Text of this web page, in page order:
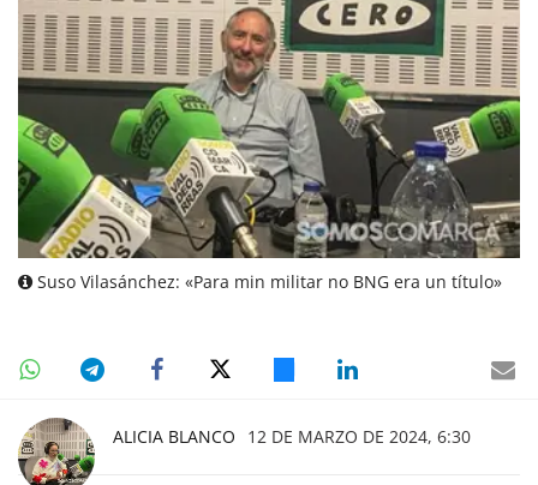
Suso Vilasánchez: «Para min militar no BNG era un título»
ALICIA BLANCO 12 DE MARZO DE 2024, 6:30